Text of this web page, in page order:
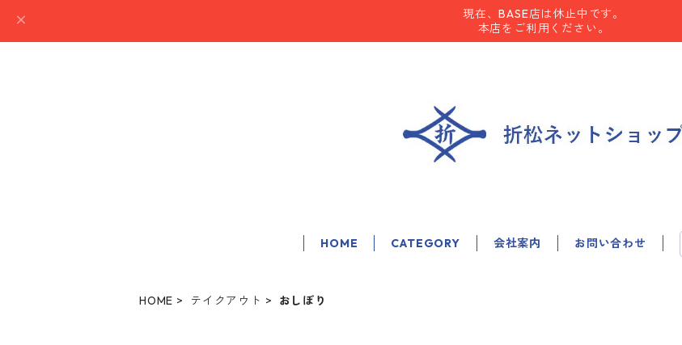
現在、BASE店は休止中です。
本店をご利用ください。
HOME CATEGORY 会社案内 お問い合わせ
HOME テイクアウト おしぼり